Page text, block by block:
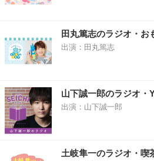
田丸篤志のラジオ・お
出演：田丸篤志
山下誠一郎のラジオ
出演：山下誠一郎
土岐隼一のラジオ・喫